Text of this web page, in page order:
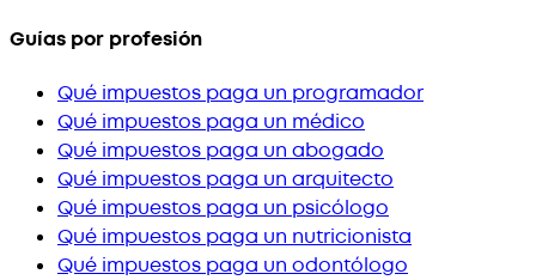
Guías por profesión
Qué impuestos paga un programador
Qué impuestos paga un médico
Qué impuestos paga un abogado
Qué impuestos paga un arquitecto
Qué impuestos paga un psicólogo
Qué impuestos paga un nutricionista
Qué impuestos paga un odontólogo